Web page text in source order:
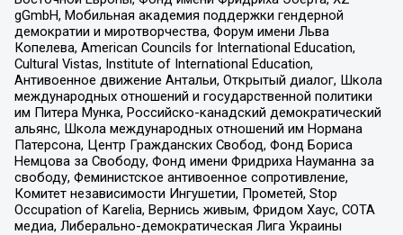
gGmbH, Мобильная академия поддержки гендерной
демократии и миротворчества, Форум имени Льва
Копелева, American Councils for International Education,
Cultural Vistas, Institute of International Education,
Антивоенное движение Антальи, Открытый диалог, Школа
международных отношений и государственной политики
им Питера Мунка, Российско-канадский демократический
альянс, Школа международных отношений им Нормана
Патерсона, Центр Гражданских Свобод, Фонд Бориса
Немцова за Свободу, Фонд имени Фридриха Науманна за
свободу, Феминистское антивоенное сопротивление,
Комитет независимости Ингушетии, Прометей, Stop
Occupation of Karelia, Вернись живым, Фридом Хаус, СОТА
медиа, Либерально-демократическая Лига Украины